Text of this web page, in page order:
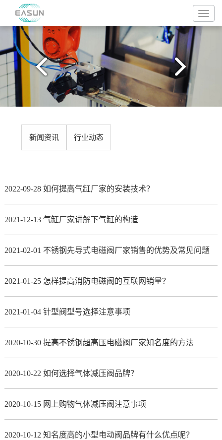
新闻资讯 行业动态
2022-09-28 如何提高气缸厂家的安装技术？
2021-12-13 气缸厂家讲解下气缸的构造
2021-02-01 不锈钢先导式电磁阀厂家销售的优势及常见问题
2021-01-25 怎样提高消防电磁阀的互联网销量？
2021-01-04 针型阀型号选择注意事项
2020-10-30 提高不锈钢超高压电磁阀厂家知名度的方法
2020-10-22 如何选择气体减压阀品牌？
2020-10-15 网上购物气体减压阀注意事项
2020-10-12 知名度高的小型电动阀品牌有什么优点呢？